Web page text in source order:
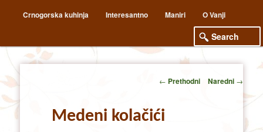
to
primary
to
secondary
Crnogorska kuhinja Interesantno Maniri O Vanji
Post
← Prethodni Naredni →
Medeni kolačići